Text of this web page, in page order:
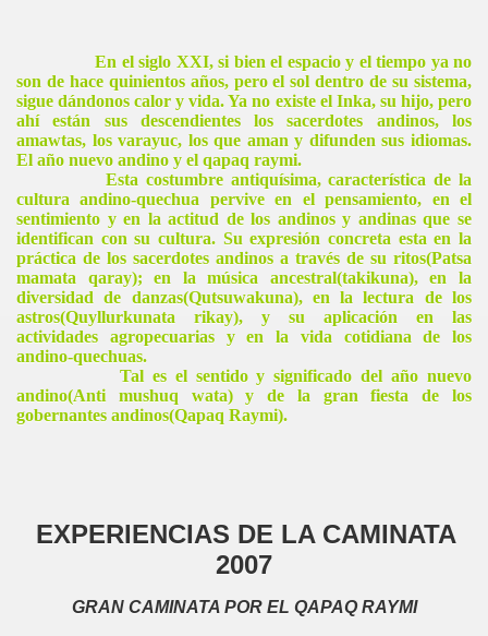
En el siglo XXI, si bien el espacio y el tiempo ya no
son de hace quinientos años, pero el sol dentro de su sistema,
sigue dándonos calor y vida. Ya no existe el Inka, su hijo, pero
ahí están sus descendientes los sacerdotes andinos, los
amawtas, los varayuc, los que aman y difunden sus idiomas.
El año nuevo andino y el qapaq raymi.
Esta costumbre antiquísima, característica de la
cultura andino-quechua pervive en el pensamiento, en el
sentimiento y en la actitud de los andinos y andinas que se
identifican con su cultura. Su expresión concreta esta en la
práctica de los sacerdotes andinos a través de su ritos(Patsa
mamata qaray); en la música ancestral(takikuna), en la
diversidad de danzas(Qutsuwakuna), en la lectura de los
astros(Quyllurkunata rikay), y su aplicación en las
actividades agropecuarias y en la vida cotidiana de los
andino-quechuas.
Tal es el sentido y significado del año nuevo
andino(Anti mushuq wata) y de la gran fiesta de los
gobernantes andinos(Qapaq Raymi).
EXPERIENCIAS DE LA CAMINATA
2007
GRAN CAMINATA POR EL QAPAQ RAYMI